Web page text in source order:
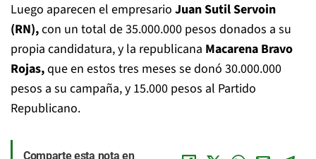
Luego aparecen el empresario Juan Sutil Servoin
(RN),con un total de 35.000.000 pesos donados a su
propia candidatura, y la republicana Macarena Bravo
Rojas,que en estos tres meses se donó 30.000.000
pesos a su campaña, y 15.000 pesos al Partido
Republicano.
Comparte esta nota en